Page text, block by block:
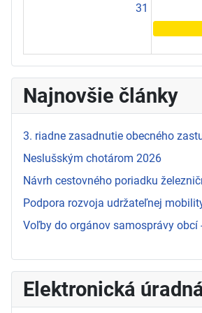
31
Najnovšie články
3. riadne zasadnutie obecného
Neslušským chotárom 2026
Návrh cestovného poriadku
Podpora rozvoja udržateľnej
Voľby do orgánov samosprávy obcí
Elektronická